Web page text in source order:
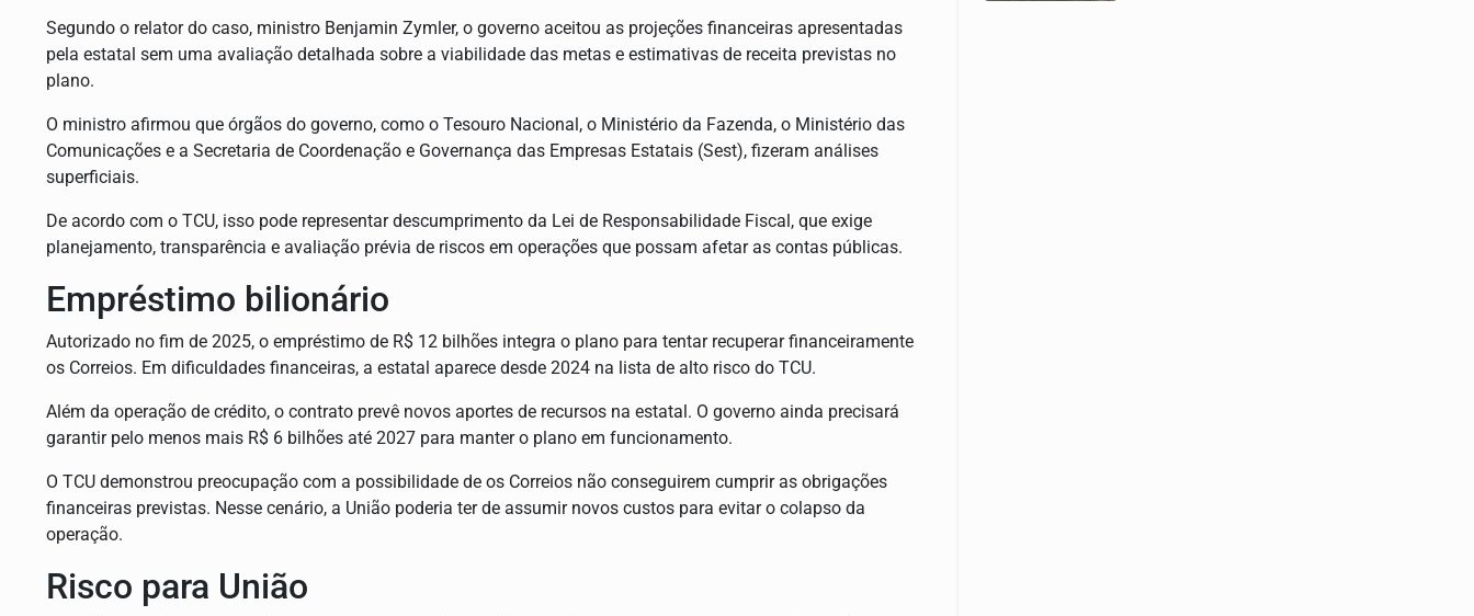
Segundo o relator do caso, ministro Benjamin Zymler, o governo aceitou as projeções financeiras apresentadas
pela estatal sem uma avaliação detalhada sobre a viabilidade das metas e estimativas de receita previstas no
plano.
O ministro afirmou que órgãos do governo, como o Tesouro Nacional, o Ministério da Fazenda, o Ministério das
Comunicações e a Secretaria de Coordenação e Governança das Empresas Estatais (Sest), fizeram análises
superficiais.
De acordo com o TCU, isso pode representar descumprimento da Lei de Responsabilidade Fiscal, que exige
planejamento, transparência e avaliação prévia de riscos em operações que possam afetar as contas públicas.
Empréstimo bilionário
Autorizado no fim de 2025, o empréstimo de R$ 12 bilhões integra o plano para tentar recuperar financeiramente
os Correios. Em dificuldades financeiras, a estatal aparece desde 2024 na lista de alto risco do TCU.
Além da operação de crédito, o contrato prevê novos aportes de recursos na estatal. O governo ainda precisará
garantir pelo menos mais R$ 6 bilhões até 2027 para manter o plano em funcionamento.
O TCU demonstrou preocupação com a possibilidade de os Correios não conseguirem cumprir as obrigações
financeiras previstas. Nesse cenário, a União poderia ter de assumir novos custos para evitar o colapso da
operação.
Risco para União